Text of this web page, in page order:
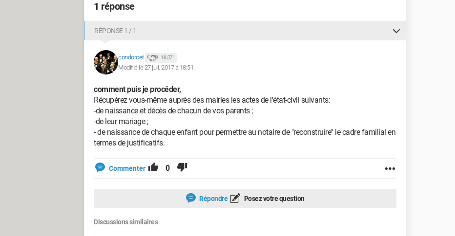
1 réponse
RÉPONSE 1 / 1
condorcet 18 371
Modifié le 27 juil. 2017 à 18:51
comment puis je procéder,
Récupérez vous-même auprès des mairies les actes de l'état-civil suivants:
-de naissance et décès de chacun de vos parents ;
-de leur mariage ;
- de naissance de chaque enfant pour permettre au notaire de "reconstruire" le cadre familial en
termes de justificatifs.
Commenter 0
Répondre Posez votre question
Discussions similaires